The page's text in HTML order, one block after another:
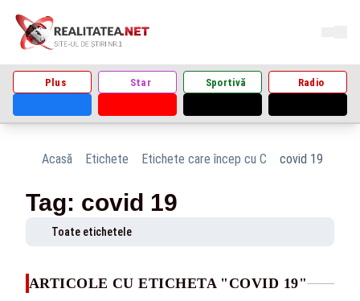
Plus Star Sportivă Radio
Acasă Etichete Etichete care încep cu C covid 19
Tag: covid 19
Toate etichetele
ARTICOLE CU ETICHETA "COVID 19"